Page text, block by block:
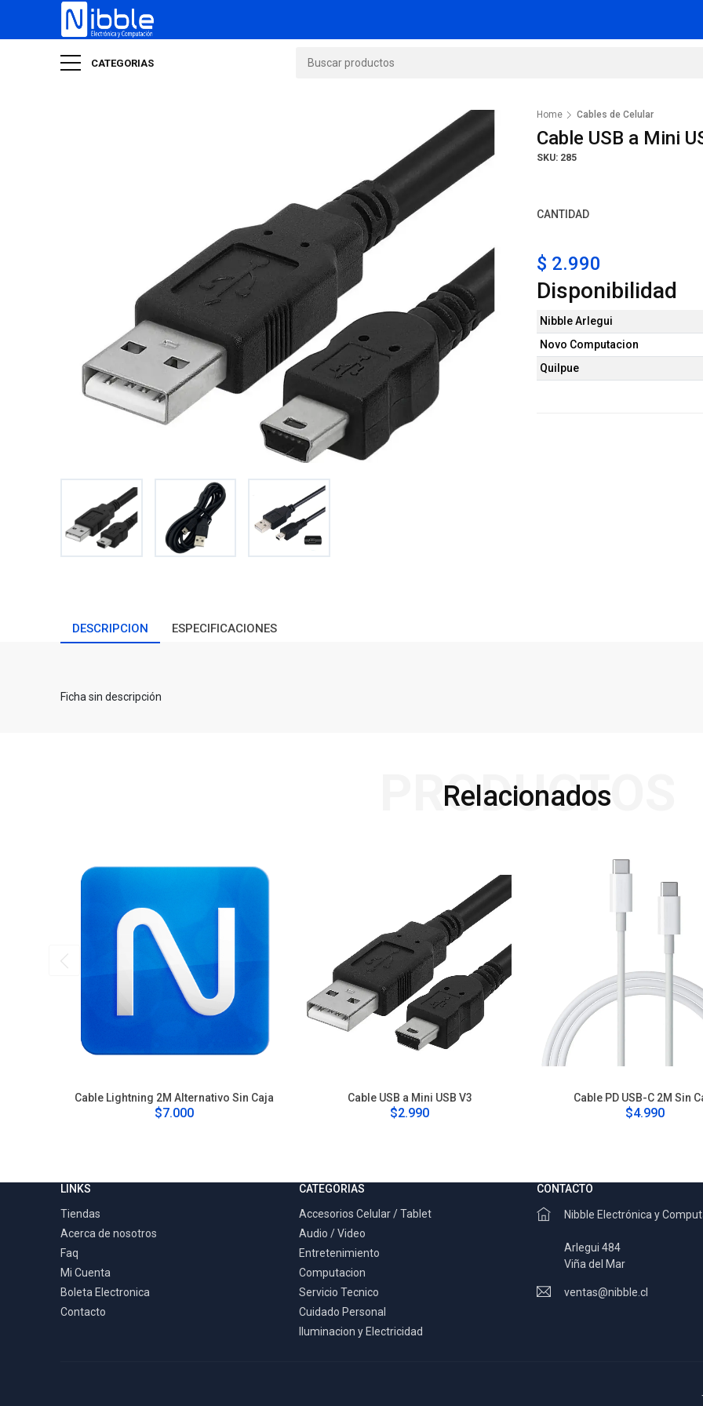
CATEGORIAS
Home Cables de Celular
Cable USB a Mini
SKU: 285
CANTIDAD
$ 2.990
Disponibilidad
Nibble Arlegui
Novo Computacion
Quilpue
DESCRIPCION ESPECIFICACIONES
Ficha sin descripción
Relacionados
PRODUCTOS
Cable Lightning 2M Alternativo Sin Caja
$7.000
Cable USB a Mini USB V3
$2.990
Cable PD USB-C 2M Sin
$4.990
LINKS
Tiendas
Acerca de nosotros
Faq
Mi Cuenta
Boleta Electronica
Contacto
CATEGORIAS
Accesorios Celular / Tablet
Audio / Video
Entretenimiento
Computacion
Servicio Tecnico
Cuidado Personal
Iluminacion y Electricidad
CONTACTO
Nibble Electrónica y
Arlegui 484
Viña del Mar
ventas@nibble.cl